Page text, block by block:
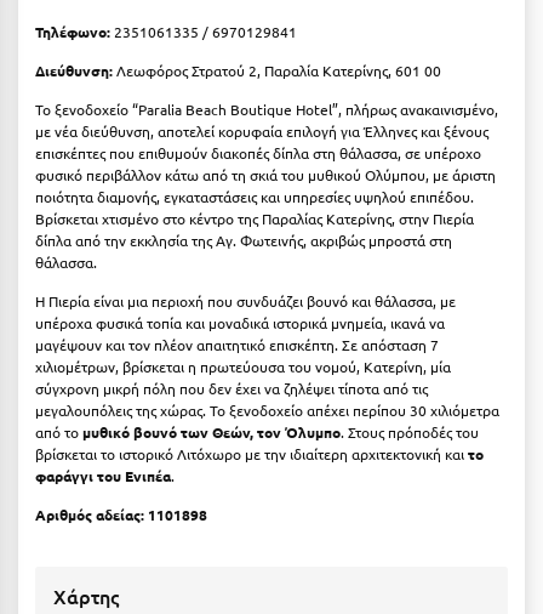
Μπούκα Μεσσηνίας
Μύκονος
Μυστράς
Μυτιλήνη
Ν
Νάουσα
Ναυπακτία
Ναύπλιο
Νέα Μάκρη
Νέα Στύρα Εύβοιας
Τηλέφωνο:2351061335 / 6970129841
Διεύθυνση:Λεωφόρος Στρατού 2, Παραλία Κατερίνης, 601 00
Το ξενοδοχείο “Paralia Beach Boutique Hotel”, πλήρως ανακαινισμένο,
με νέα διεύθυνση, αποτελεί κορυφαία επιλογή για Έλληνες και ξένους
επισκέπτες που επιθυμούν διακοπές δίπλα στη θάλασσα, σε υπέροχο
φυσικό περιβάλλον κάτω από τη σκιά του μυθικού Ολύμπου, με άριστη
ποιότητα διαμονής, εγκαταστάσεις και υπηρεσίες υψηλού επιπέδου.
Βρίσκεται χτισμένο στο κέντρο της Παραλίας Κατερίνης, στην Πιερία
δίπλα από την εκκλησία της Αγ. Φωτεινής, ακριβώς μπροστά στη
θάλασσα.
Η Πιερία είναι μια περιοχή που συνδυάζει βουνό και θάλασσα, με
υπέροχα φυσικά τοπία και μοναδικά ιστορικά μνημεία, ικανά να
μαγέψουν και τον πλέον απαιτητικό επισκέπτη. Σε απόσταση 7
χιλιομέτρων, βρίσκεται η πρωτεύουσα του νομού, Κατερίνη, μία
σύγχρονη μικρή πόλη που δεν έχει να ζηλέψει τίποτα από τις
μεγαλουπόλεις της χώρας. Το ξενοδοχείο απέχει περίπου 30 χιλιόμετρα
από τομυθικό βουνό των Θεών, τον Όλυμπο. Στους πρόποδές του
βρίσκεται το ιστορικό Λιτόχωρο με την ιδιαίτερη αρχιτεκτονική καιτο
φαράγγι του Ενιπέα.
Αριθμός αδείας: 1101898
Χάρτης